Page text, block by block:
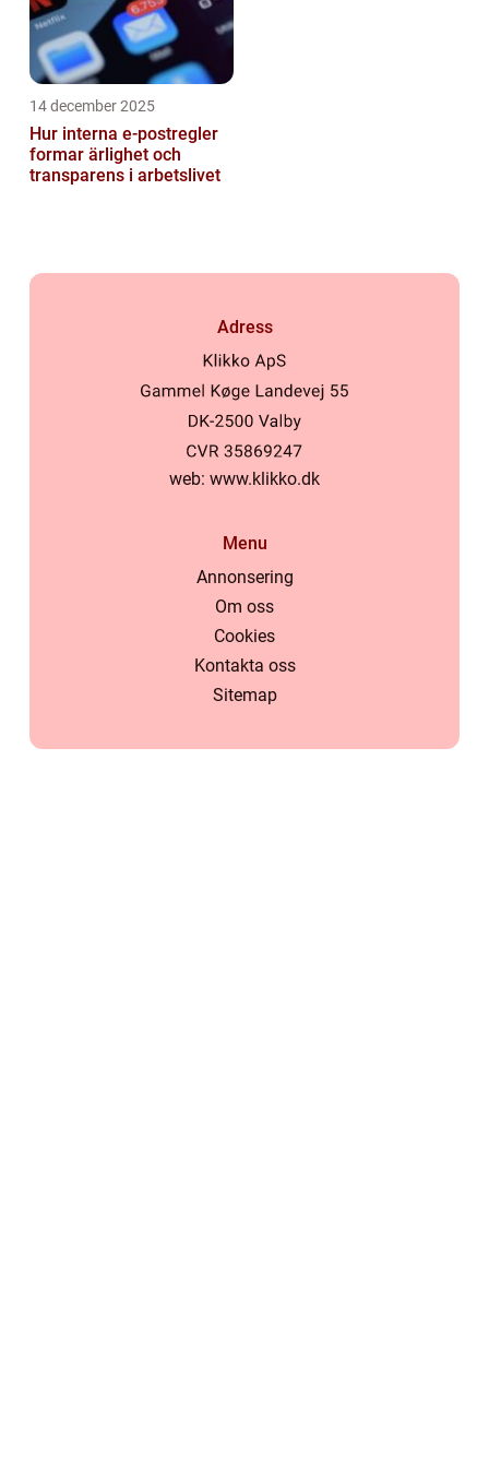
14 december 2025
Hur interna e-postregler
formar ärlighet och
transparens i arbetslivet
Adress
web: www.klikko.dk
Menu
Annonsering
Om oss
Cookies
Kontakta oss
Sitemap